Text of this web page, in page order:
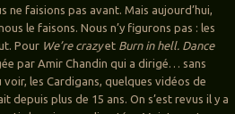
ne faisions pas avant. Mais aujourd’hui,
le faisons. Nous n’y figurons pas : les
Pour We’re crazyet Burn in hell. Dance
par Amir Chandin qui a dirigé… sans
les Cardigans, quelques vidéos de
depuis plus de 15 ans. On s’est revus il y a